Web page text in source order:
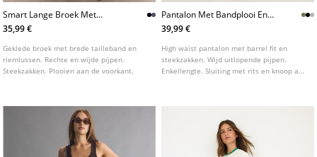
Smart Lange Broek Met
Bandplooi
35,99 €
Geklede broek met brede tailleband en
riemlussen. Rechte en wijde pijpen.
Steekzakken. Plooien aan de voorkant.
Pantalon Met Bandplooi En
Riem
39,99 €
High waist pantalon met barrel fit en
steekzakken. Wijd uitlopende pijpen.
Enkellengte. Sluiting met rits en knoop aan